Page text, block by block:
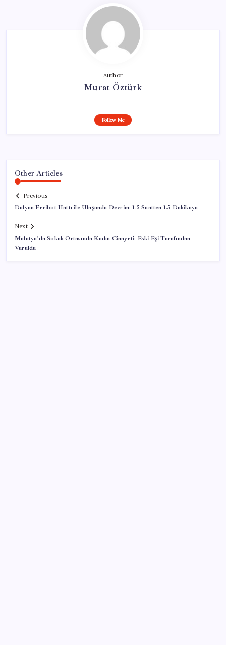
Author
Murat Öztürk
Follow Me
Other Articles
Previous
Dalyan Feribot Hattı ile Ulaşımda Devrim: 1.5 Saatten 1.5 Dakikaya
Next
Malatya’da Sokak Ortasında Kadın Cinayeti: Eski Eşi Tarafından
Vuruldu